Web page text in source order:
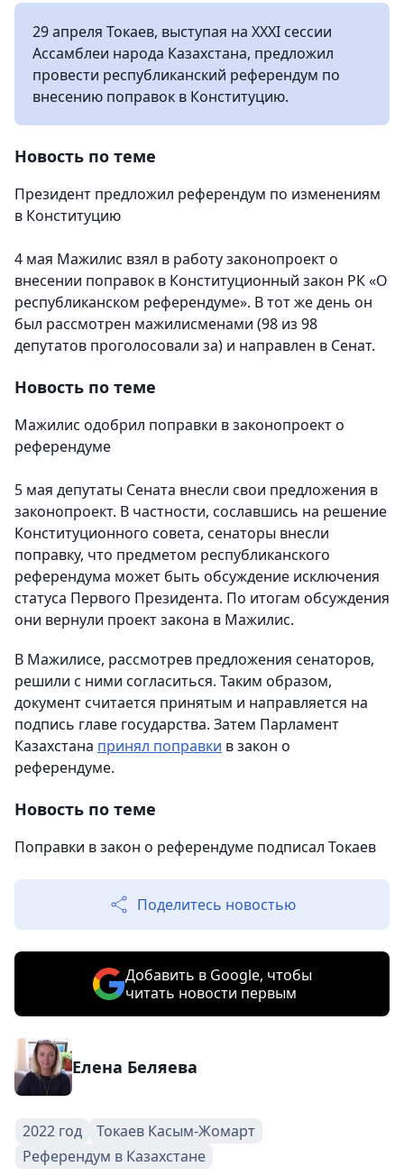
29 апреля Токаев, выступая на ХХХІ сессии
Ассамблеи народа Казахстана, предложил
провести республиканский референдум по
внесению поправок в Конституцию.
Новость по теме
Президент предложил референдум по изменениям
в Конституцию
4 мая Мажилис взял в работу законопроект о
внесении поправок в Конституционный закон РК «О
республиканском референдуме». В тот же день он
был рассмотрен мажилисменами (98 из 98
депутатов проголосовали за) и направлен в Сенат.
Новость по теме
Мажилис одобрил поправки в законопроект о
референдуме
5 мая депутаты Сената внесли свои предложения в
законопроект. В частности, сославшись на решение
Конституционного совета, сенаторы внесли
поправку, что предметом республиканского
референдума может быть обсуждение исключения
статуса Первого Президента. По итогам обсуждения
они вернули проект закона в Мажилис.
В Мажилисе, рассмотрев предложения сенаторов,
решили с ними согласиться. Таким образом,
документ считается принятым и направляется на
подпись главе государства. Затем Парламент
Казахстана принял поправки в закон о
референдуме.
Новость по теме
Поправки в закон о референдуме подписал Токаев
Поделитесь новостью
Добавить в Google, чтобы
читать новости первым
Елена Беляева
2022 год
Токаев Касым-Жомарт
Референдум в Казахстане